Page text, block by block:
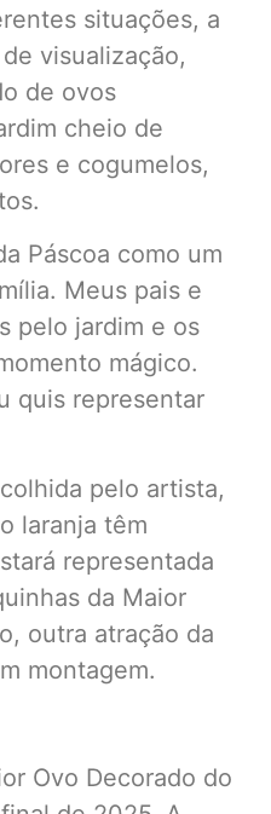
situações, a
visualização,
de ovos
cheio de
e cogumelos,
Páscoa como um
Meus pais e
pelo jardim e os
mágico.
quis representar
pelo artista,
laranja têm
representada
da Maior
outra atração da
montagem.
Ovo Decorado do